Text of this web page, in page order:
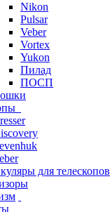
Nikon
Pulsar
Veber
Vortex
Yukon
Пилад
ПОСП
для телескопов